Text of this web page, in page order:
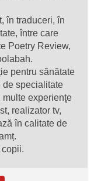
în traduceri, în
între care
Poetry Review,
pentru sănătate
de specialitate
experienţe
realizator tv,
în calitate de
copii.